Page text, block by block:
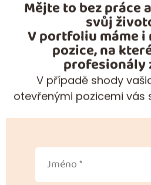
Mějte to bez práce
svůj
V portfoliu máme i
pozice, na
profesionály
V případě shody
otevřenými pozicemi vás